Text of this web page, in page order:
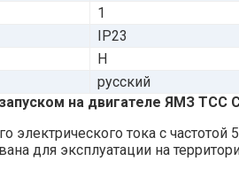
1
IP23
H
русский
на двигателе ЯМЗ ТСС
электрического тока с
для эксплуатации на